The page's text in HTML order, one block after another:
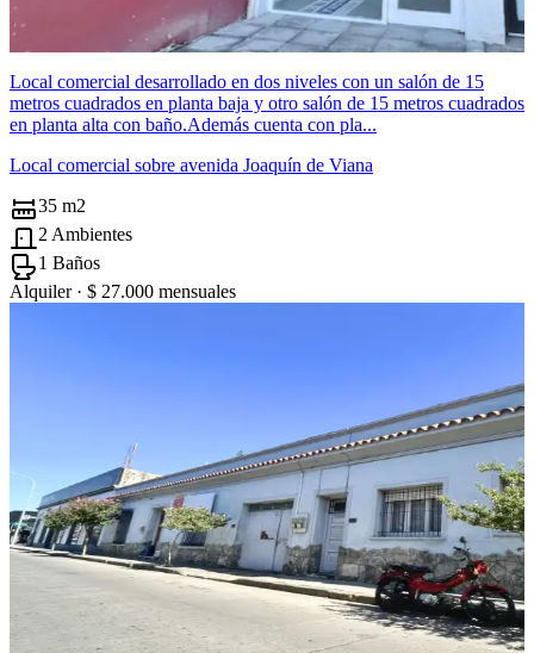
Local comercial desarrollado en dos niveles con un salón de 15
metros cuadrados en planta baja y otro salón de 15 metros cuadrados
en planta alta con baño.Además cuenta con pla...
Local comercial sobre avenida Joaquín de Viana
35 m2
2 Ambientes
1 Baños
Alquiler · $ 27.000 mensuales